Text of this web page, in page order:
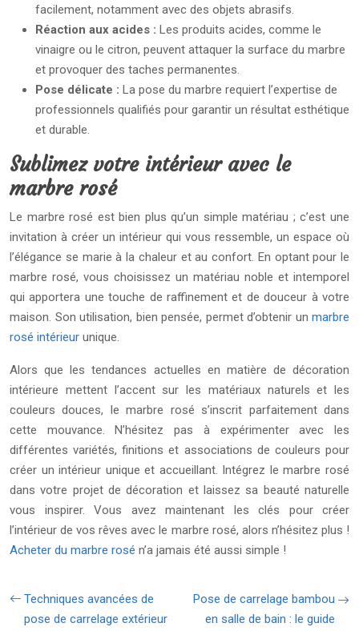
facilement, notamment avec des objets abrasifs.
Réaction aux acides : Les produits acides, comme le
vinaigre ou le citron, peuvent attaquer la surface du marbre
et provoquer des taches permanentes.
Pose délicate : La pose du marbre requiert l’expertise de
professionnels qualifiés pour garantir un résultat esthétique
et durable.
Sublimez votre intérieur avec le
marbre rosé
Le marbre rosé est bien plus qu’un simple matériau ; c’est une
invitation à créer un intérieur qui vous ressemble, un espace où
l’élégance se marie à la chaleur et au confort. En optant pour le
marbre rosé, vous choisissez un matériau noble et intemporel
qui apportera une touche de raffinement et de douceur à votre
maison. Son utilisation, bien pensée, permet d’obtenir un marbre
rosé intérieur unique.
Alors que les tendances actuelles en matière de décoration
intérieure mettent l’accent sur les matériaux naturels et les
couleurs douces, le marbre rosé s’inscrit parfaitement dans
cette mouvance. N’hésitez pas à expérimenter avec les
différentes variétés, finitions et associations de couleurs pour
créer un intérieur unique et accueillant. Intégrez le marbre rosé
dans votre projet de décoration et laissez sa beauté naturelle
vous inspirer. Vous avez maintenant les clés pour créer
l’intérieur de vos rêves avec le marbre rosé, alors n’hésitez plus !
Acheter du marbre rosé n’a jamais été aussi simple !
Techniques avancées de
pose de carrelage extérieur
Pose de carrelage bambou
en salle de bain : le guide